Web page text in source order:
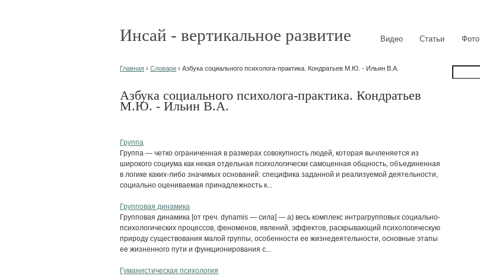
Инсай - вертикальное развитие Видео Статьи Фото
Главная › Словари › Азбука социального психолога-практика. Кондратьев М.Ю. - Ильин В.А.
Азбука социального психолога-практика. Кондратьев
М.Ю. - Ильин В.А.
Группа
Группа — четко ограниченная в размерах совокупность людей, которая вычленяется из
широкого социума как некая отдельная психологически самоценная общность, объединенная
в логике каких-либо значимых оснований: специфика заданной и реализуемой деятельности,
социально оцениваемая принадлежность к...
Групповая динамика
Групповая динамика [от греч. dynamis — сила] — а) весь комплекс интрагрупповых социально-
психологических процессов, феноменов, явлений, эффектов, раскрывающий психологическую
природу существования малой группы, особенности ее жизнедеятельности, основные этапы
ее жизненного пути и функционирования с...
Гуманистическая психология